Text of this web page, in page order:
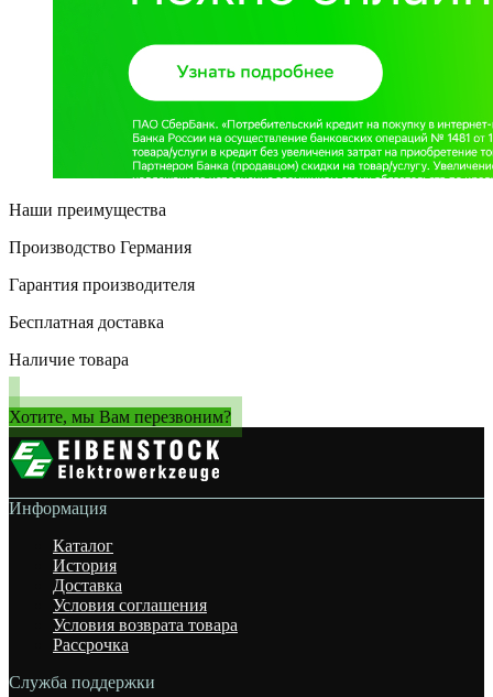
Наши преимущества
Производство Германия
Гарантия производителя
Бесплатная доставка
Наличие товара
Хотите, мы Вам перезвоним?
Информация
Каталог
История
Доставка
Условия соглашения
Условия возврата товара
Рассрочка
Служба поддержки